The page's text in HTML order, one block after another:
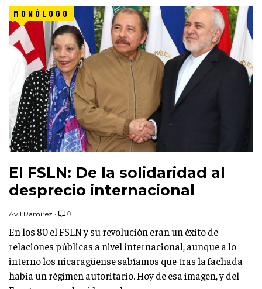
MONÓLOGO
El FSLN: De la solidaridad al
desprecio internacional
Avil Ramírez • 0
En los 80 el FSLN y su revolución eran un éxito de
relaciones públicas a nivel internacional, aunque a lo
interno los nicaragüense sabíamos que tras la fachada
había un régimen autoritario. Hoy de esa imagen, y del